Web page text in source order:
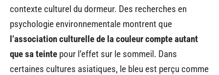
contexte culturel du dormeur. Des recherches en
psychologie environnementale montrent que
l’association culturelle de la couleur compte autant
que sa teinte pour l’effet sur le sommeil. Dans
certaines cultures asiatiques, le bleu est perçu comme